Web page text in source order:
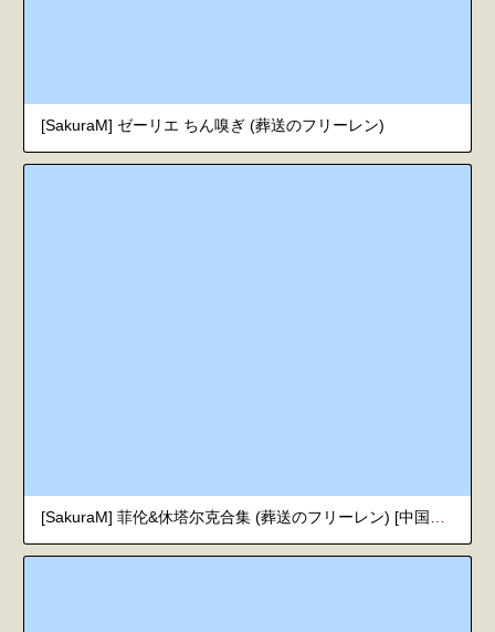
[SakuraM] ゼーリエ ちん嗅ぎ (葬送のフリーレン)